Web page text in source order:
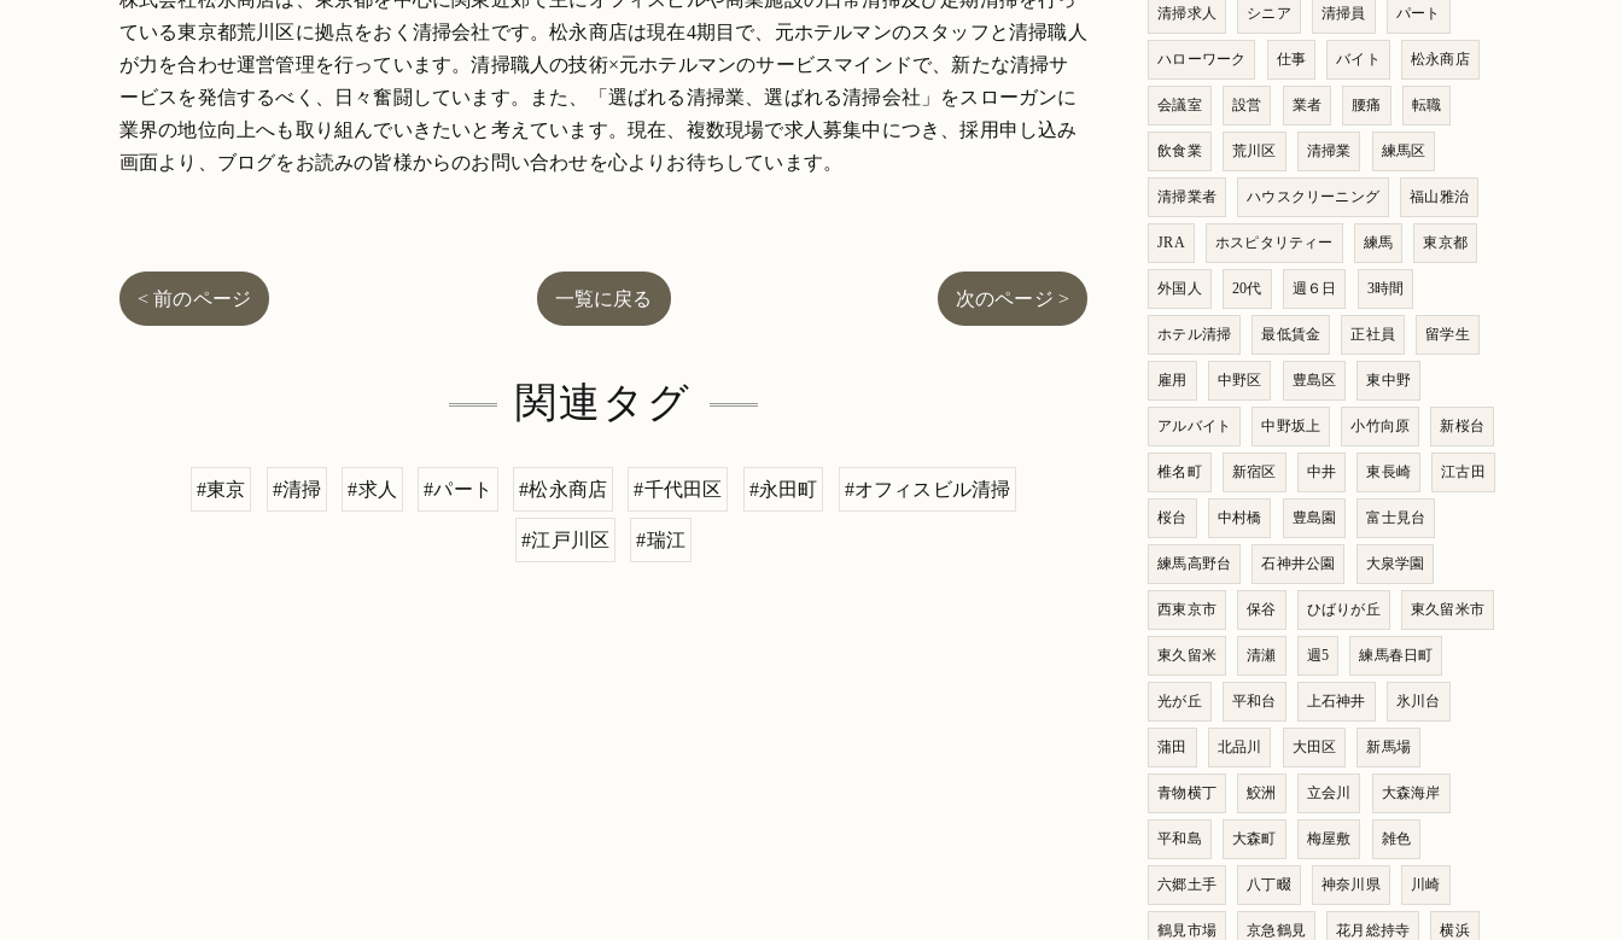
ている東京都荒川区に拠点をおく清掃会社です。松永商店は現在4期目で、元ホテルマンのスタッフと清掃職人
が力を合わせ運営管理を行っています。清掃職人の技術×元ホテルマンのサービスマインドで、新たな清掃サ
ービスを発信するべく、日々奮闘しています。また、「選ばれる清掃業、選ばれる清掃会社」をスローガンに
業界の地位向上へも取り組んでいきたいと考えています。現在、複数現場で求人募集中につき、採用申し込み
画面より、ブログをお読みの皆様からのお問い合わせを心よりお待ちしています。
< 前のページ 一覧に戻る 次のページ >
関連タグ
#東京 #清掃 #求人 #パート #松永商店 #千代田区 #永田町 #オフィスビル清掃
#江戸川区 #瑞江
清掃求人 シニア 清掃員 パート
ハローワーク 仕事 バイト 松永商店
会議室 設営 業者 腰痛 転職
飲食業 荒川区 清掃業 練馬区
清掃業者 ハウスクリーニング 福山雅治
JRA ホスピタリティー 練馬 東京都
外国人 20代 週６日 3時間
ホテル清掃 最低賃金 正社員 留学生
雇用 中野区 豊島区 東中野
アルバイト 中野坂上 小竹向原 新桜台
椎名町 新宿区 中井 東長崎 江古田
桜台 中村橋 豊島園 富士見台
練馬高野台 石神井公園 大泉学園
西東京市 保谷 ひばりが丘 東久留米市
東久留米 清瀬 週5 練馬春日町
光が丘 平和台 上石神井 氷川台
蒲田 北品川 大田区 新馬場
青物横丁 鮫洲 立会川 大森海岸
平和島 大森町 梅屋敷 雑色
六郷土手 八丁畷 神奈川県 川崎
鶴見市場 京急鶴見 花月総持寺 横浜